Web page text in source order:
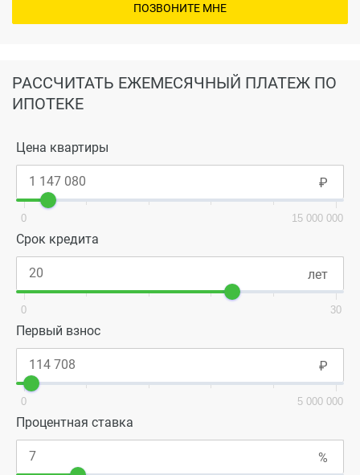
РАССЧИТАТЬ ЕЖЕМЕСЯЧНЫЙ ПЛАТЕЖ ПО
ИПОТЕКЕ
Цена квартиры
0 15 000 000
Срок кредита
0 30
Первый взнос
0 5 000 000
Процентная ставка
ПОЗВОНИТЕ МНЕ